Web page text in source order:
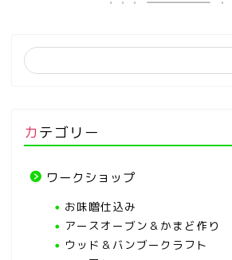
カテゴリー
ワークショップ
お味噌仕込み
アースオーブン＆かまど作り
ウッド＆バンブークラフト